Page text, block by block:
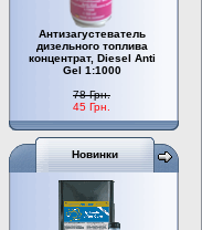
Антизагустеватель
дизельного топлива
концентрат, Diesel Anti
Gel 1:1000
78 Грн.
45 Грн.
Новинки